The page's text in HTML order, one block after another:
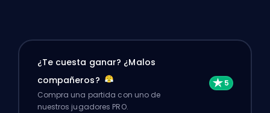
¿Te cuesta ganar? ¿Malos
compañeros?
Compra una partida con uno de
nuestros jugadores PRO.